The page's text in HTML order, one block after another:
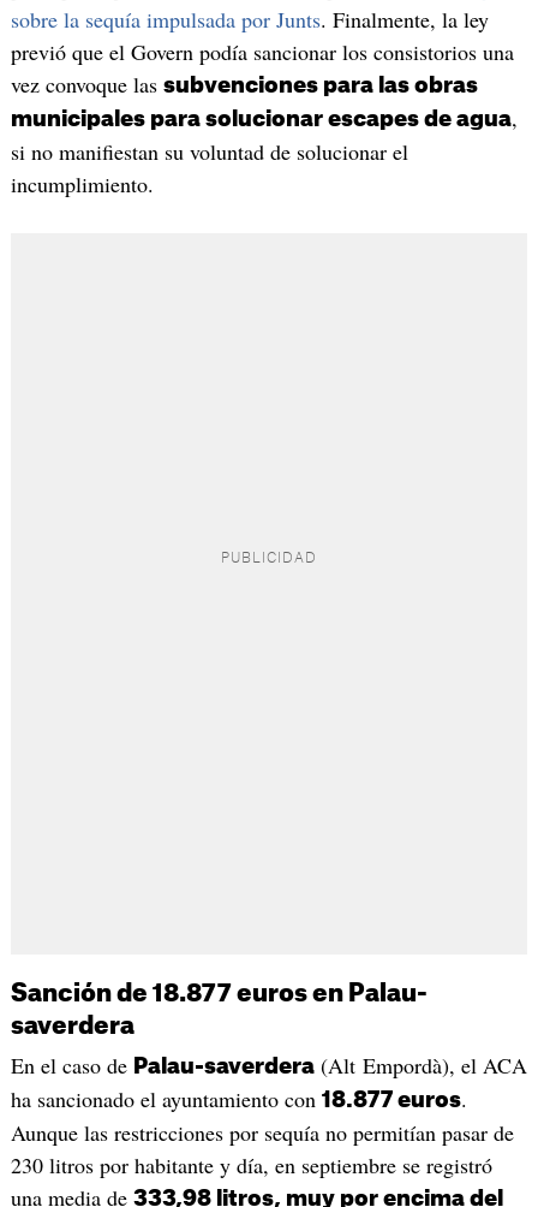
sobre la sequía impulsada por Junts. Finalmente, la ley
previó que el Govern podía sancionar los consistorios una
vez convoque las subvenciones para las obras
municipales para solucionar escapes de agua,
si no manifiestan su voluntad de solucionar el
incumplimiento.
Sanción de 18.877 euros en Palau-
saverdera
En el caso de Palau-saverdera(Alt Empordà), el ACA
ha sancionado el ayuntamiento con 18.877 euros.
Aunque las restricciones por sequía no permitían pasar de
230 litros por habitante y día, en septiembre se registró
una media de 333,98 litros, muy por encima del